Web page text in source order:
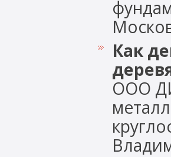
Как
ООО